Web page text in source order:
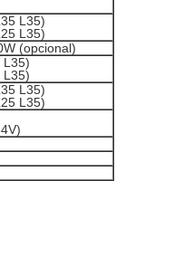
L35)
L35)
(opcional)
L35)
L35)
L35)
L35)